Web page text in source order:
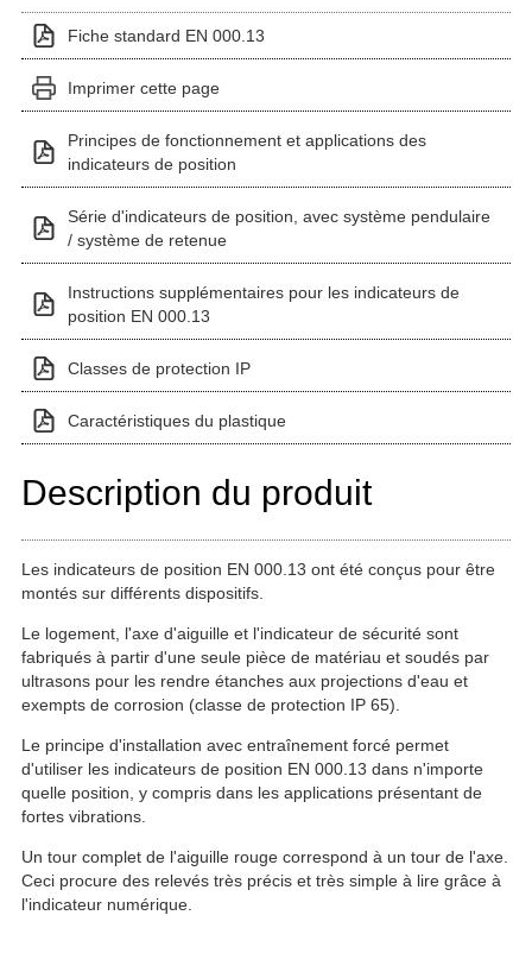
Fiche standard EN 000.13
Imprimer cette page
Principes de fonctionnement et applications des
indicateurs de position
Série d'indicateurs de position, avec système pendulaire
/ système de retenue
Instructions supplémentaires pour les indicateurs de
position EN 000.13
Classes de protection IP
Caractéristiques du plastique
Description du produit
Les indicateurs de position EN 000.13 ont été conçus pour être
montés sur différents dispositifs.
Le logement, l'axe d'aiguille et l'indicateur de sécurité sont
fabriqués à partir d'une seule pièce de matériau et soudés par
ultrasons pour les rendre étanches aux projections d'eau et
exempts de corrosion (classe de protection IP 65).
Le principe d'installation avec entraînement forcé permet
d'utiliser les indicateurs de position EN 000.13 dans n'importe
quelle position, y compris dans les applications présentant de
fortes vibrations.
Un tour complet de l'aiguille rouge correspond à un tour de l'axe.
Ceci procure des relevés très précis et très simple à lire grâce à
l'indicateur numérique.